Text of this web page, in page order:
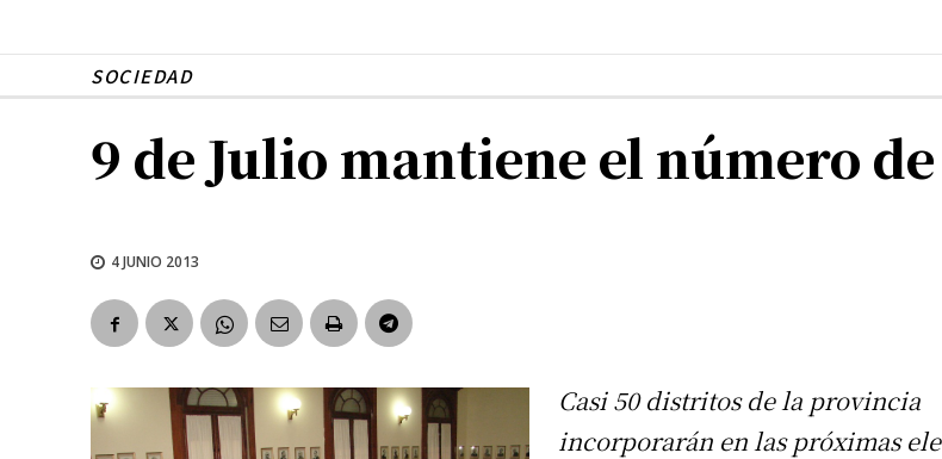
SOCIEDAD
9 de Julio mantiene el número
4 JUNIO 2013
Casi 50 distritos de la provincia
incorporarán en las próximas